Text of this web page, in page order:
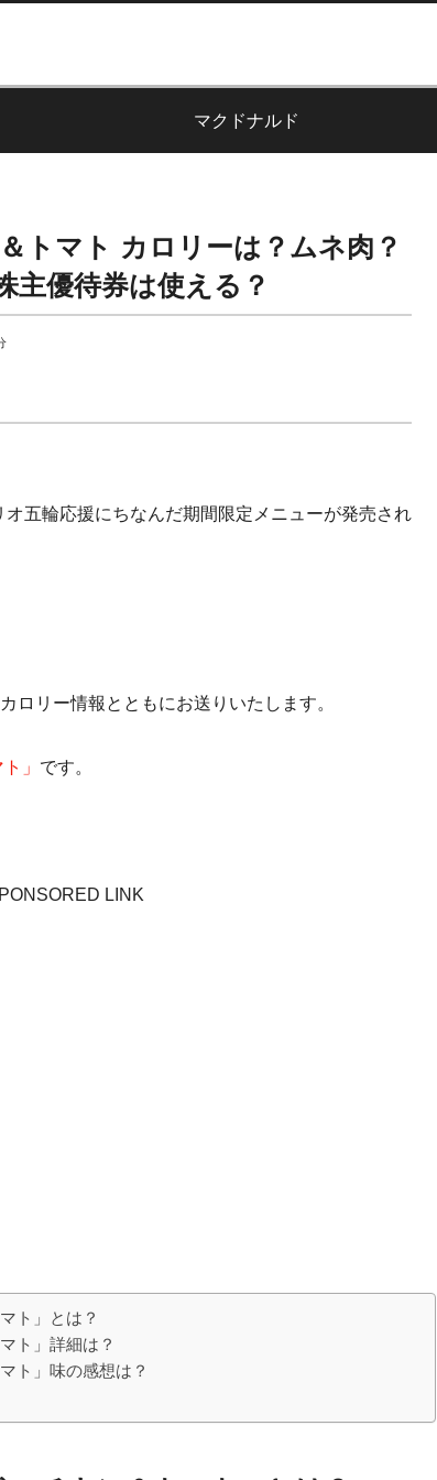
マクドナルド
トマト カロリーは？ムネ肉？
主優待券は使える？
五輪応援にちなんだ期間限定メニューが発売され
ロリー情報とともにお送りいたします。
」 です。
LINK
ト」とは？
ト」詳細は？
ト」味の感想は？